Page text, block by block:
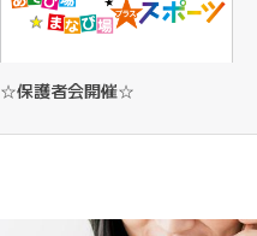
☆保護者会開催☆